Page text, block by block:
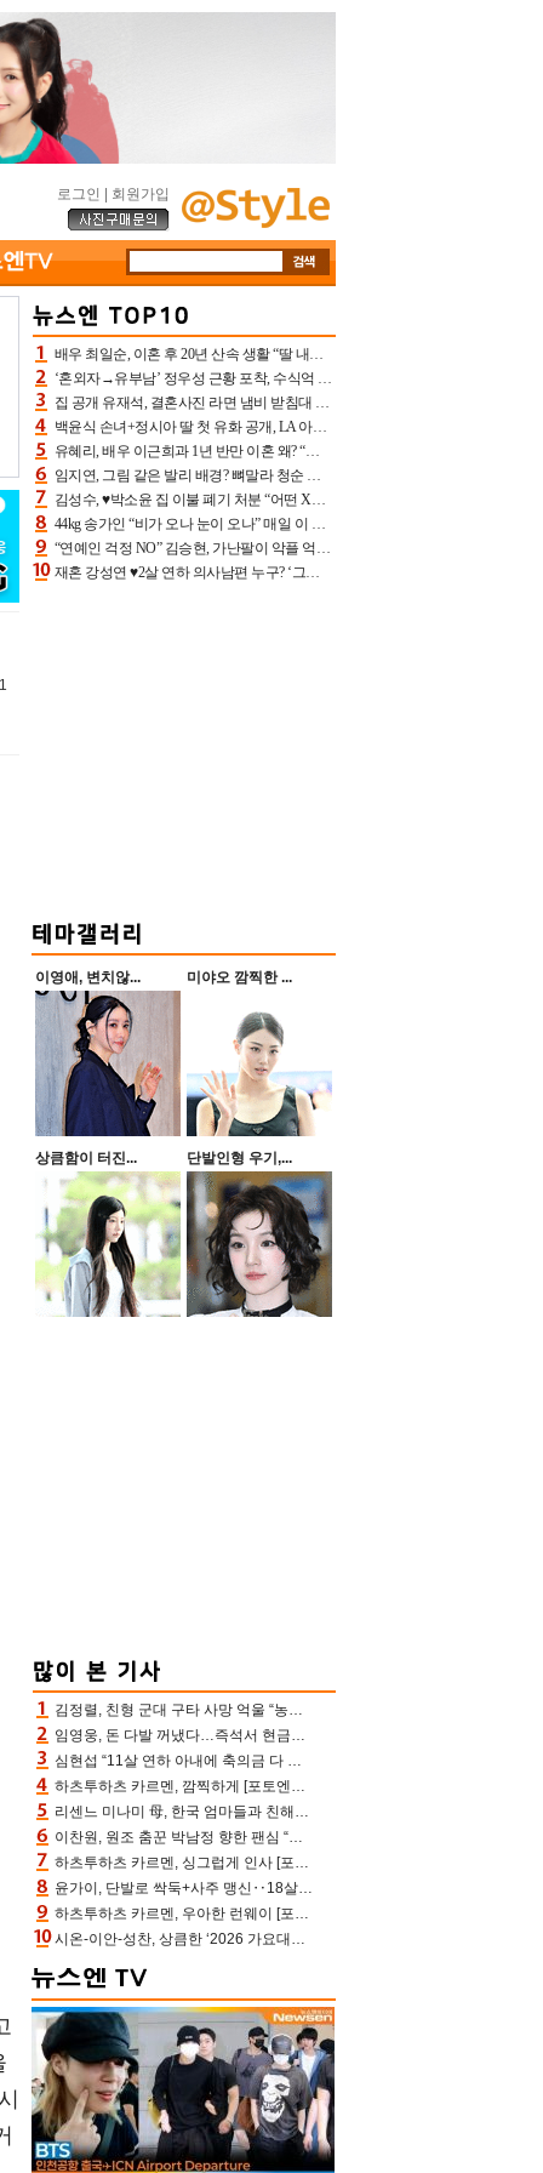
로그인 회원가입
배우 최일순, 이혼 후 20년 산속 생활 “딸 내가 버렸다고 원망‥맘 아파”(특종)[어제TV]
‘혼외자→유부남’ 정우성 근황 포착, 수식억 해킹 피해 후배 만났다 “존경하는”
집 공개 유재석, 결혼사진 라면 냄비 받침대 되고 분노‥가족사진도 피해(놀뭐)[어제TV]
백윤식 손녀+정시아 딸 첫 유화 공개, LA 아트쇼→서울국제조각페스타 작가다운 수준급 실력
유혜리, 배우 이근희과 1년 반만 이혼 왜? “식칼 꽂고 의자 던져” 충격 폭로(특종)[어제TV]
임지연, 그림 같은 발리 배경? 뼈말라 청순 비키니 핏에 상대 안 되네
김성수, ♥박소윤 집 이불 폐기 처분 “어떤 X이랑 썼을지 몰라” 질투(신랑수업2)[어제TV]
44kg 송가인 “비가 오나 눈이 오나” 매일 이 운동, 허벅지 근육량 상승+체지방 감소
“연예인 걱정 NO” 김승현, 가난팔이 악플 억울할만‥아내+딸과 日 여행
재혼 강성연 ♥2살 연하 의사남편 누구? ‘그알’ 자문의에 훈남 비주얼 초엘리트 스펙 [종합]
이영애, 변치않... 미야오 깜찍한 ...
상큼함이 터진... 단발인형 우기,...
김정렬, 친형 군대 구타 사망 억울 “농약사 처리, 범인 찾았지만…엄마는 이미 치매”(데이앤나잇)
임영웅, 돈 다발 꺼냈다…즉석서 현금으로 수당 챙겨주는 ‘구단주’
심현섭 “11살 연하 아내에 축의금 다 뺏겨, 집도 아내 명의” (동치미)[결정적장면]
하츠투하츠 카르멘, 깜찍하게 [포토엔HD]
리센느 미나미 母, 한국 엄마들과 친해진 비결=BTS “최애 정국 얘기로 통해”(전참시)
이찬원, 원조 춤꾼 박남정 향한 팬심 “어머님 잘 계시지” 폭소(불후)
하츠투하츠 카르멘, 싱그럽게 인사 [포토엔HD]
윤가이, 단발로 싹둑+사주 맹신‥18살 연상 ♥장기하 반한 엉뚱·열정 매력(전참시)
하츠투하츠 카르멘, 우아한 런웨이 [포토엔HD]
시온-이안-성찬, 상큼한 ‘2026 가요대전 썸머’ MC [포토엔HD]